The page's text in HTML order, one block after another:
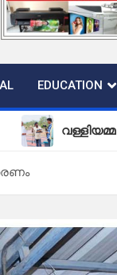
EDUCATION
വള്ളിയമ്മ –